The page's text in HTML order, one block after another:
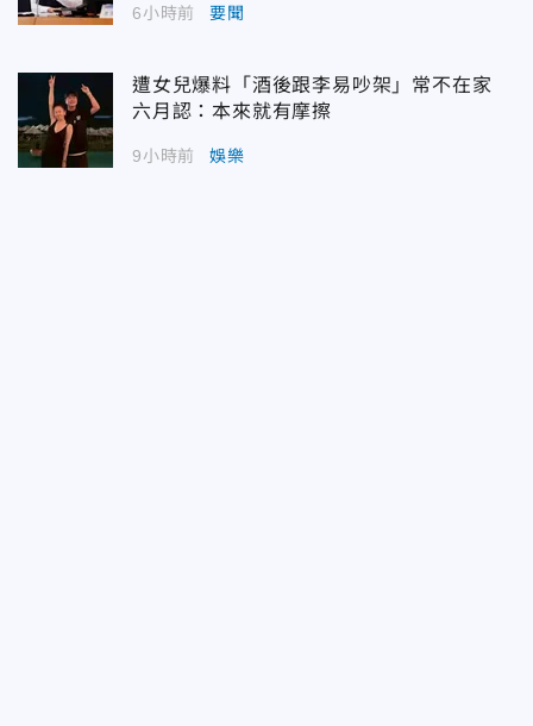
6小時前 要聞
遭女兒爆料「酒後跟李易吵架」常不在家
六月認：本來就有摩擦
9小時前 娛樂